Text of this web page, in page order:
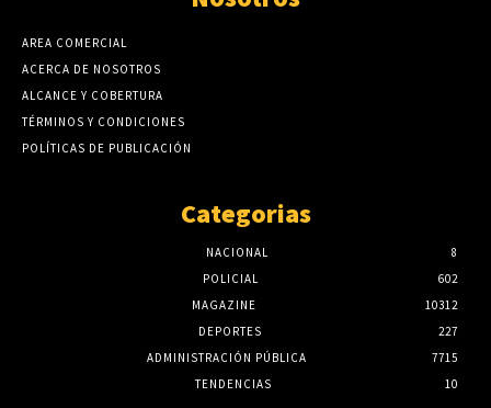
AREA COMERCIAL
ACERCA DE NOSOTROS
ALCANCE Y COBERTURA
TÉRMINOS Y CONDICIONES
POLÍTICAS DE PUBLICACIÓN
Categorias
NACIONAL
8
POLICIAL
602
MAGAZINE
10312
DEPORTES
227
ADMINISTRACIÓN PÚBLICA
7715
TENDENCIAS
10